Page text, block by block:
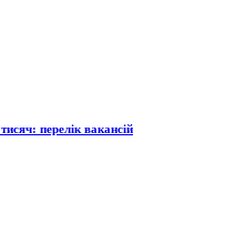
перелік вакансій